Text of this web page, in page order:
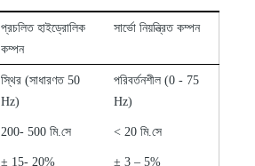
প্রচলিত হাইড্রোলিক
কম্পন
সার্ভো নিয়ন্ত্রিত কম্পন
স্থির (সাধারণত 50
Hz)
পরিবর্তনশীল (0 - 75
Hz)
200- 500 মি.সে < 20 মি.সে
± 15- 20% ± 3 – 5%